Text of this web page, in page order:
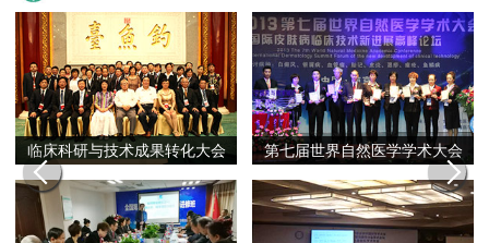
届世界自然医学学术大会 国际白癜风技术学术研讨会
第四届